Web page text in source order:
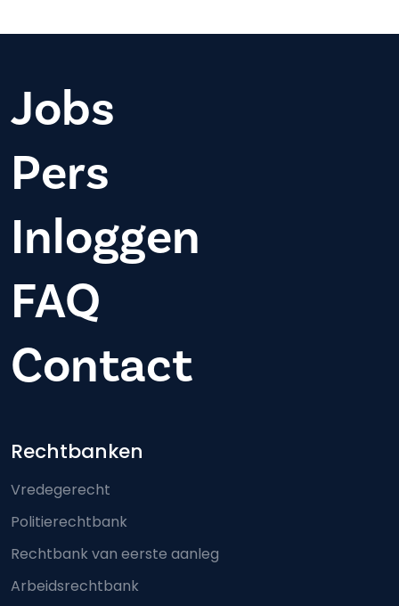
Jobs
Pers
Inloggen
FAQ
Contact
Footer-menu
Rechtbanken
Vredegerecht
Politierechtbank
Rechtbank van eerste aanleg
Arbeidsrechtbank